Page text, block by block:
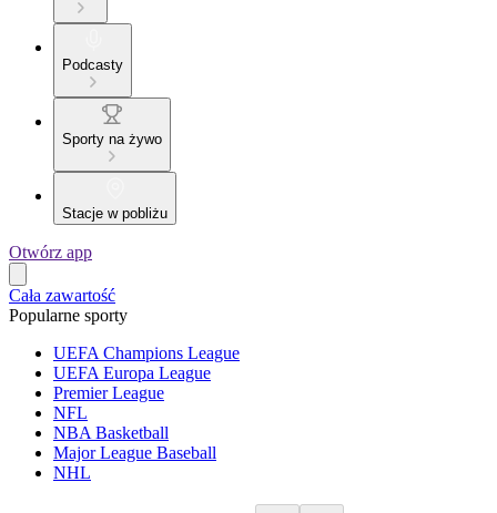
Podcasty
Sporty na żywo
Stacje w pobliżu
Otwórz app
Cała zawartość
Popularne sporty
UEFA Champions League
UEFA Europa League
Premier League
NFL
NBA Basketball
Major League Baseball
NHL